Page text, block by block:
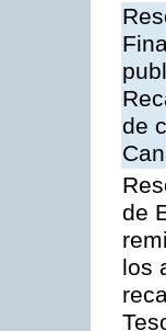
de
de
los